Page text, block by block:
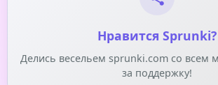
Нравится Sprunki?
Делись весельем sprunki.com со всем
за поддержку!